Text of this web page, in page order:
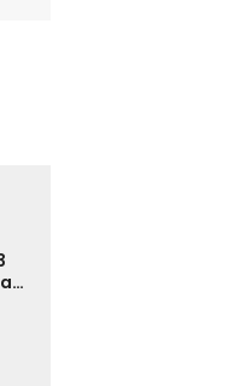
Kenalkan Formula